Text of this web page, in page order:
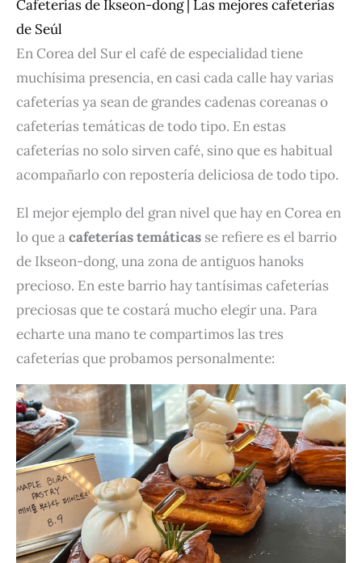
Cafeterías de Ikseon-dong | Las mejores cafeterías
de Seúl
En Corea del Sur el café de especialidad tiene
muchísima presencia, en casi cada calle hay varias
cafeterías ya sean de grandes cadenas coreanas o
cafeterías temáticas de todo tipo. En estas
cafeterías no solo sirven café, sino que es habitual
acompañarlo con repostería deliciosa de todo tipo.
El mejor ejemplo del gran nivel que hay en Corea en
lo que acafeterías temáticas se refiere es el barrio
de Ikseon-dong, una zona de antiguos hanoks
precioso. En este barrio hay tantísimas cafeterías
preciosas que te costará mucho elegir una. Para
echarte una mano te compartimos las tres
cafeterías que probamos personalmente: